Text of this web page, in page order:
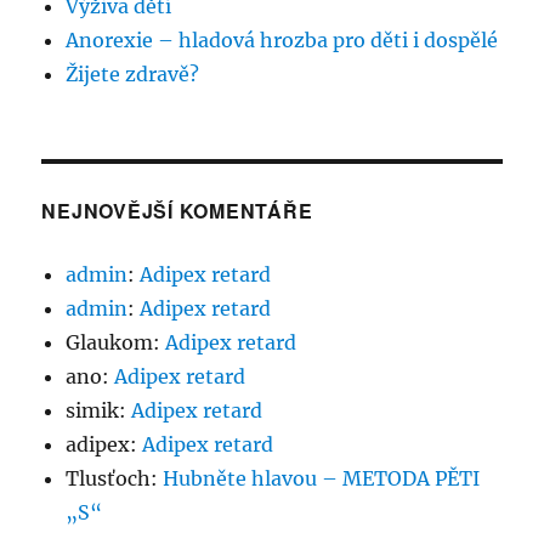
Výživa dětí
Anorexie – hladová hrozba pro děti i dospělé
Žijete zdravě?
NEJNOVĚJŠÍ KOMENTÁŘE
admin:Adipex retard
admin:Adipex retard
Glaukom:Adipex retard
ano:Adipex retard
simik:Adipex retard
adipex:Adipex retard
Tlusťoch:Hubněte hlavou – METODA PĚTI
„S“